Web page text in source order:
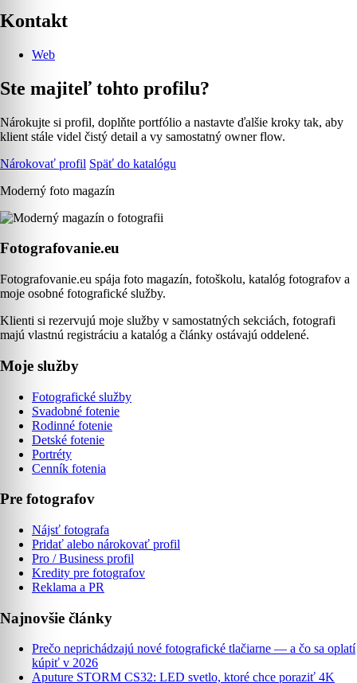
Kontakt
Web
Ste majiteľ tohto profilu?
Nárokujte si profil, doplňte portfólio a nastavte ďalšie kroky tak, aby
klient stále videl čistý detail a vy samostatný owner flow.
Nárokovať profil Späť do katalógu
Moderný foto magazín
Fotografovanie.eu
Fotografovanie.eu spája foto magazín, fotoškolu, katalóg fotografov a
moje osobné fotografické služby.
Klienti si rezervujú moje služby v samostatných sekciách, fotografi
majú vlastnú registráciu a katalóg a články ostávajú oddelené.
Moje služby
Fotografické služby
Svadobné fotenie
Rodinné fotenie
Detské fotenie
Portréty
Cenník fotenia
Pre fotografov
Nájsť fotografa
Pridať alebo nárokovať profil
Pro / Business profil
Kredity pre fotografov
Reklama a PR
Najnovšie články
Prečo neprichádzajú nové fotografické tlačiarne — a čo sa oplatí
kúpiť v 2026
Aputure STORM CS32: LED svetlo, ktoré chce poraziť 4K